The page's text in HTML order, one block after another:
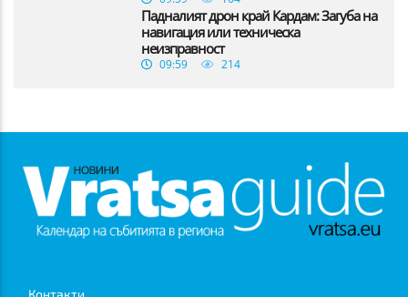
Падналият дрон край Кардам: Загуба на
навигация или техническа
неизправност
09:59 214